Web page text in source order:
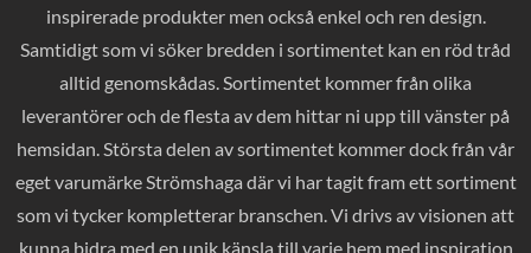
inspirerade produkter men också enkel och ren design.
Samtidigt som vi söker bredden i sortimentet kan en röd tråd
alltid genomskådas. Sortimentet kommer från olika
leverantörer och de flesta av dem hittar ni upp till vänster på
hemsidan. Största delen av sortimentet kommer dock från vår
eget varumärke Strömshaga där vi har tagit fram ett sortiment
som vi tycker kompletterar branschen. Vi drivs av visionen att
kunna bidra med en unik känsla till varje hem med inspiration